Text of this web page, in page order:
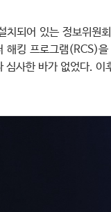
치되어 있는 정보위원
해킹 프로그램(RCS)
심사한 바가 없었다. 이